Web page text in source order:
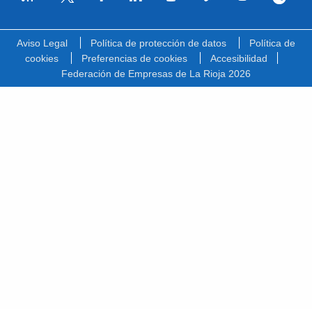
Aviso Legal Política de protección de datos
Política de
cookies
Preferencias de cookies
Accesibilidad
Federación de Empresas de La Rioja 2026